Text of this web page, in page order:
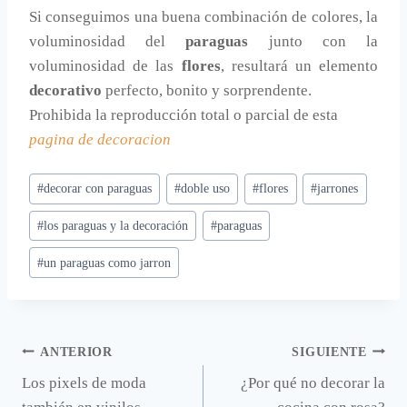
Si conseguimos una buena combinación de colores, la
voluminosidad delparaguas junto con la
voluminosidad de las flores, resultará un elemento
decorativo perfecto, bonito y sorprendente.
Prohibida la reproducción total o parcial de esta
pagina de decoracion
Etiquetas
de
la
entrada:
#decorar con paraguas #doble uso #flores #jarrones
#los paraguas y la decoración #paraguas
#un paraguas como jarron
Navegación
de
ANTERIOR
Los pixels de moda
SIGUIENTE
¿Por qué no decorar la